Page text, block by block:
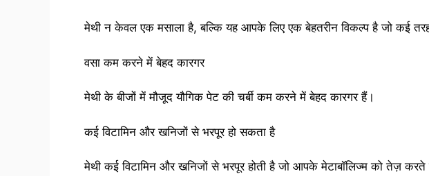
मेथी न केवल एक मसाला है, बल्कि यह आपके लिए एक बेहतरीन विकल्प है जो कई
वसा कम करने में बेहद कारगर
मेथी के बीजों में मौजूद यौगिक पेट की चर्बी कम करने में बेहद कारगर हैं।
कई विटामिन और खनिजों से भरपूर हो सकता है
मेथी कई विटामिन और खनिजों से भरपूर होती है जो आपके मेटाबॉलिज्म को तेज़